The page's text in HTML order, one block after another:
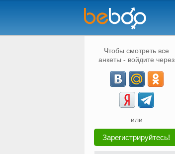
Чтобы смотреть все
анкеты - войдите через
или
Зарегистрируйтесь!